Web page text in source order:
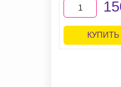
КУПИТЬ